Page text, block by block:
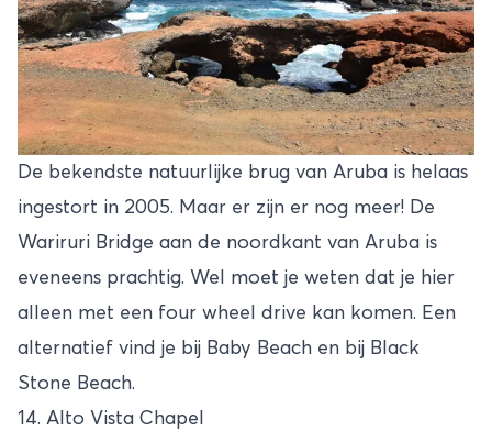
De bekendste natuurlijke brug van Aruba is helaas
ingestort in 2005. Maar er zijn er nog meer! De
Wariruri Bridge aan de noordkant van Aruba is
eveneens prachtig. Wel moet je weten dat je hier
alleen met een four wheel drive kan komen. Een
alternatief vind je bij Baby Beach en bij Black
Stone Beach.
14. Alto Vista Chapel